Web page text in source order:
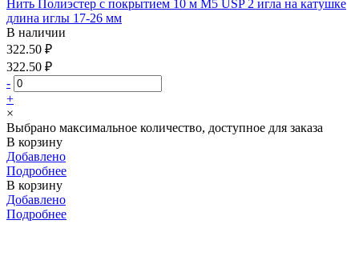
Нить Полиэстер с покрытием 10 м М5 USP 2 игла на катушке
длина иглы 17-26 мм
В наличии
322.50 ₽
322.50 ₽
-
+
×
Выбрано максимальное количество, доступное для заказа
В корзину
Добавлено
Подробнее
В корзину
Добавлено
Подробнее